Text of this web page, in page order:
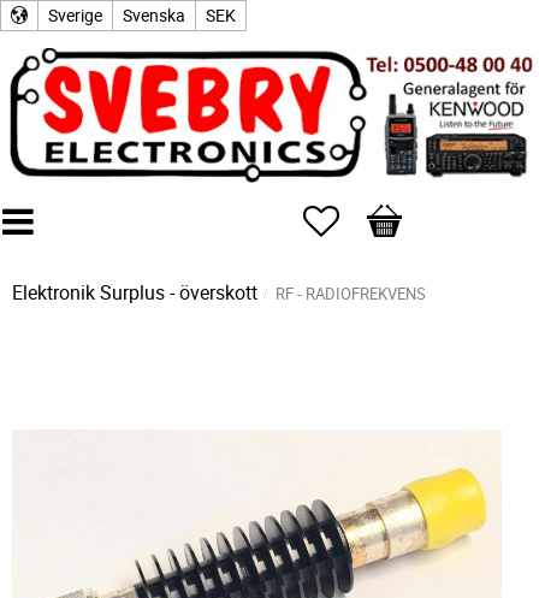
Sverige Svenska SEK
Favoriter
Kundvagn
Elektronik Surplus - överskott RF - RADIOFREKVENS